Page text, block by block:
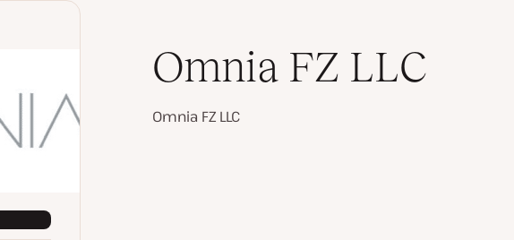
Omnia FZ LLC
Omnia FZ LLC